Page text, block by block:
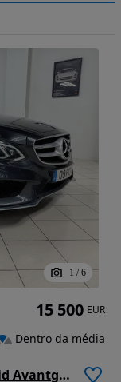
1 / 6
Mercedes-Benz E 300 Bluetec Hybrid Avantgarde
15 500 EUR
Dentro da média